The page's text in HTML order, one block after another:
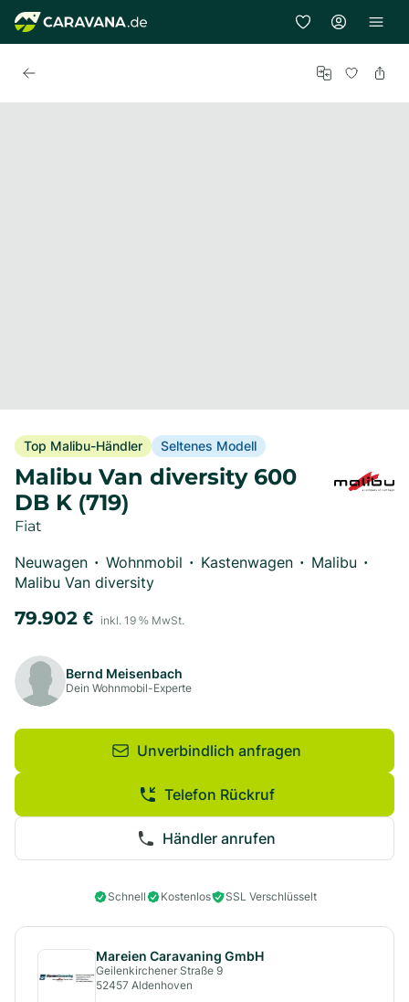
Top Malibu-Händler Seltenes Modell
Malibu Van diversity 600
DB K (719)
Fiat
Neuwagen • Wohnmobil • Kastenwagen • Malibu •
Malibu Van diversity
79.902 € inkl. 19 % MwSt.
Bernd Meisenbach
Dein Wohnmobil-Experte
Unverbindlich anfragen
Händler anrufen
Telefon Rückruf
Schnell Kostenlos SSL Verschlüsselt
Mareien Caravaning GmbH
Geilenkirchener Straße 9
52457 Aldenhoven